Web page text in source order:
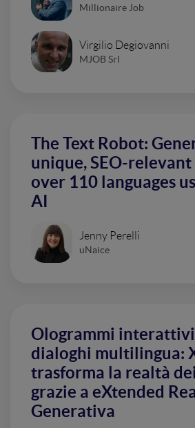
Millionaire Job
Virgilio Degiovanni
MJOB Srl
The Text Robot:
unique, SEO-
over 110 languages
AI
Jenny Perelli
uNaice
Ologrammi
dialoghi multilingua:
trasforma la realtà
grazie a eXtended
Generativa